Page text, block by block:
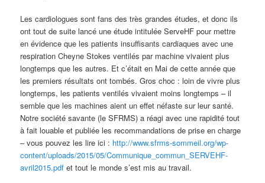
Les cardiologues sont fans des très grandes études, et donc ils
ont tout de suite lancé une étude intitulée ServeHF pour mettre
en évidence que les patients insuffisants cardiaques avec une
respiration Cheyne Stokes ventilés par machine vivaient plus
longtemps que les autres. Et c’était en Mai de cette année que
les premiers résultats ont tombés. Gros choc : loin de vivre plus
longtemps, les patients ventilés vivaient moins longtemps – il
semble que les machines aient un effet néfaste sur leur santé.
Notre société savante (le SFRMS) a réagi avec une rapidité tout
à fait louable et publiée les recommandations de prise en charge
– vous pouvez les lire ici : http://www.sfrms-sommeil.org/wp-
content/uploads/2015/05/Communique_commun_SERVEHF-
avril2015.pdf et tout le monde s’est mis au travail.